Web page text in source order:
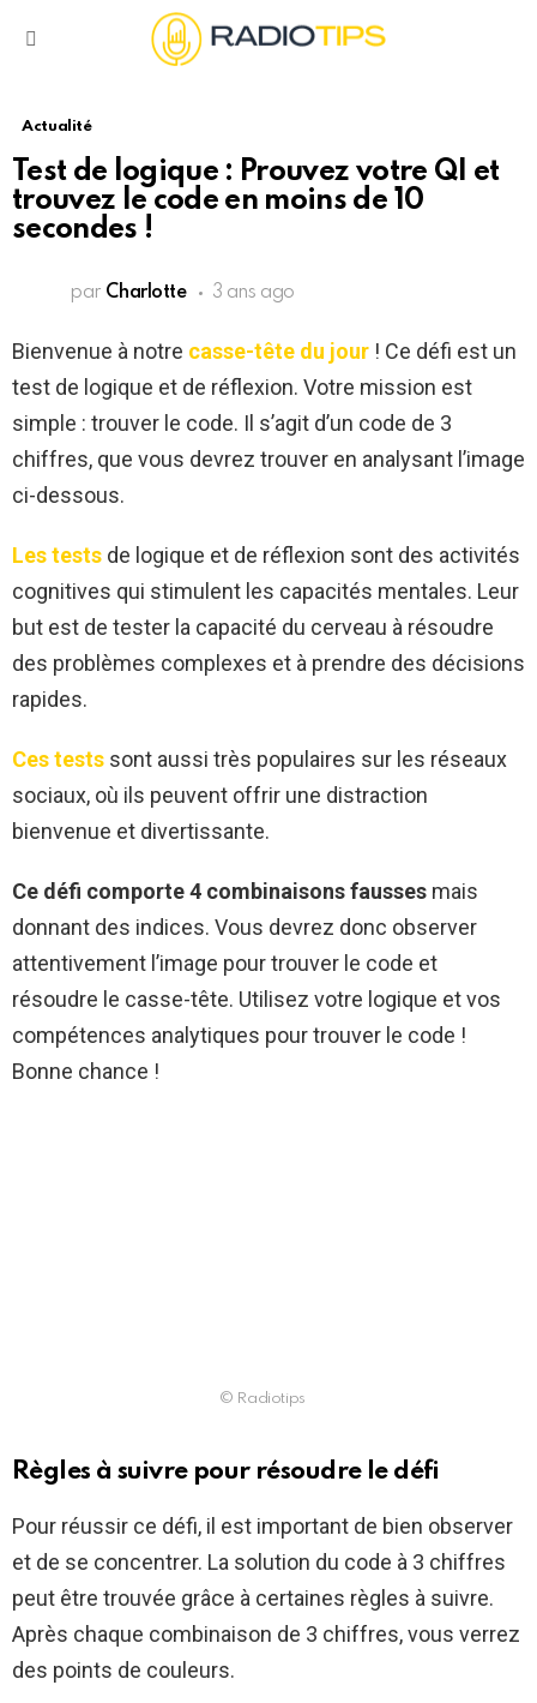
Actualité
Test de logique : Prouvez votre QI et
trouvez le code en moins de 10
secondes !
par Charlotte 3 ans ago
Bienvenue à notre casse-tête du jour ! Ce défi est un
test de logique et de réflexion. Votre mission est
simple : trouver le code. Il s’agit d’un code de 3
chiffres, que vous devrez trouver en analysant l’image
ci-dessous.
Les tests de logique et de réflexion sont des activités
cognitives qui stimulent les capacités mentales. Leur
but est de tester la capacité du cerveau à résoudre
des problèmes complexes et à prendre des décisions
rapides.
Ces tests sont aussi très populaires sur les réseaux
sociaux, où ils peuvent offrir une distraction
bienvenue et divertissante.
Ce défi comporte 4 combinaisons fausses mais
donnant des indices. Vous devrez donc observer
attentivement l’image pour trouver le code et
résoudre le casse-tête. Utilisez votre logique et vos
compétences analytiques pour trouver le code !
Bonne chance !
© Radiotips
Règles à suivre pour résoudre le défi
Pour réussir ce défi, il est important de bien observer
et de se concentrer. La solution du code à 3 chiffres
peut être trouvée grâce à certaines règles à suivre.
Après chaque combinaison de 3 chiffres, vous verrez
des points de couleurs.